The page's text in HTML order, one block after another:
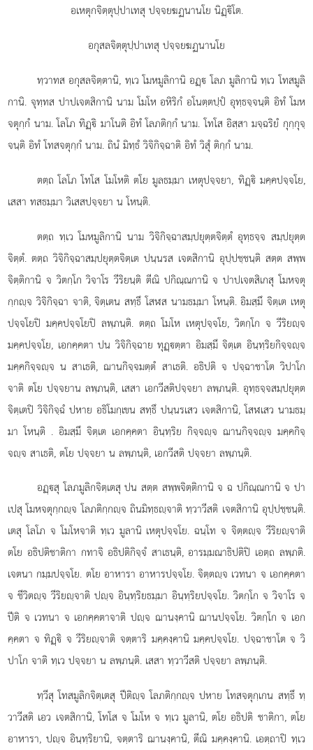
อเหตุกจิตฺตุปฺปาเทสุ ปจฺจยฆฏนานโย นิฏฺิโต.
อกุสลจิตฺตุปฺปาเทสุ ปจฺจยฆฏนานโย
ทฺวาทส อกุสลจิตฺตานิ, ทฺเว โมหมูลิกานิ อฏฺ โลภ มูลิกานิ ทฺเว โทสมูลิ
กานิ. จุทฺทส ปาปเจตสิกานิ นาม โมโห อหิริกํ อโนตฺตปฺปํ อุทฺธจฺจนฺติ อิทํ โมห
จตุกฺกํ นาม. โลโภ ทิฏฺิ มาโนติ อิทํ โลภติกฺกํ นาม. โทโส อิสฺสา มจฺฉริยํ กุกฺกุจฺ
จนฺติ อิทํ โทสจตุกฺกํ นาม. ถินํ มิทฺธํ วิจิกิจฺฉาติ อิทํ วิสุํ ติกฺกํ นาม.
ตตฺถ โลโภ โทโส โมโหติ ตโย มูลธมฺมา เหตุปจฺจยา, ทิฏฺิ มคฺคปจฺจโย,
เสสา ทสธมฺมา วิเสสปจฺจยา น โหนฺติ.
ตตฺถ ทฺเว โมหมูลิกานิ นาม วิจิกิจฺฉาสมฺปยุตฺตจิตฺตํ อุทฺธจฺจ สมฺปยุตฺต
จิตฺตํ. ตตฺถ วิจิกิจฺฉาสมฺปยุตฺตจิตฺเต ปนฺนรส เจตสิกานิ อุปฺปชฺชนฺติ สตฺต สพฺพ
จิตฺติกานิ จ วิตกฺโก วิจาโร วีริยนฺติ ตีณิ ปกิณฺณกานิ จ ปาปเจตสิเกสุ โมหจตุ
กฺกฺจ วิจิกิจฺฉา จาติ, จิตฺเตน สทฺธึ โสฬส นามธมฺมา โหนฺติ. อิมสฺมึ จิตฺเต เหตุ
ปจฺจโยปิ มคฺคปจฺจโยปิ ลพฺภนฺติ. ตตฺถ โมโห เหตุปจฺจโย, วิตกฺโก จ วีริยฺจ
มคฺคปจฺจโย, เอกคฺคตา ปน วิจิกิจฺฉาย ทุฏฺตฺตา อิมสฺมึ จิตฺเต อินฺทฺริยกิจฺจฺจ
มคฺคกิจฺจฺจ น สาเธติ, ฌานกิจฺจมตฺตํ สาเธติ. อธิปติ จ ปจฺฉาชาโต วิปาโก
จาติ ตโย ปจฺจยาน ลพฺภนฺติ, เสสา เอกวีสติปจฺจยา ลพฺภนฺติ. อุทฺธจฺจสมฺปยุตฺต
จิตฺเตปิ วิจิกิจฺฉํ ปหาย อธิโมกฺเขน สทฺธึ ปนฺนรเสว เจตสิกานิ, โสฬเสว นามธมฺ
มา โหนฺติ . อิมสฺมึ จิตฺเต เอกคฺคตา อินฺทฺริย กิจฺจฺจ ฌานกิจฺจฺจ มคฺคกิจฺ
จฺจ สาเธติ, ตโย ปจฺจยา น ลพฺภนฺติ, เอกวีสติ ปจฺจยา ลพฺภนฺติ.
อฏฺสุ โลภมูลิกจิตฺเตสุ ปน สตฺต สพฺพจิตฺติกานิ จ ฉ ปกิณฺณกานิ จ ปา
เปสุ โมหจตุกฺกฺจ โลภติกฺกฺจ ถินมิทฺธฺจาติ ทฺวาวีสติ เจตสิกานิ อุปฺปชฺชนฺติ.
เตสุ โลโภ จ โมโหจาติ ทฺเว มูลานิ เหตุปจฺจโย. ฉนฺโท จ จิตฺตฺจ วีริยฺจาติ
ตโย อธิปติชาติกา กทาจิ อธิปติกิจฺจํ สาเธนฺติ, อารมฺมณาธิปติปิ เอตฺถ ลพฺภติ.
เจตนา กมฺมปจฺจโย. ตโย อาหารา อาหารปจฺจโย. จิตฺตฺจ เวทนา จ เอกคฺคตา
จ ชีวิตฺจ วีริยฺจาติ ปฺจ อินฺทฺริยธมฺมา อินฺทฺริยปจฺจโย. วิตกฺโก จ วิจาโร จ
ปีติ จ เวทนา จ เอกคฺคตาจาติ ปฺจ ฌานงฺคานิ ฌานปจฺจโย. วิตกฺโก จ เอก
คฺคตา จ ทิฏฺิ จ วีริยฺจาติ จตฺตาริ มคฺคงฺคานิ มคฺคปจฺจโย. ปจฺฉาชาโต จ วิ
ปาโก จาติ ทฺเว ปจฺจยา น ลพฺภนฺติ. เสสา ทฺวาวีสติ ปจฺจยา ลพฺภนฺติ.
ทฺวีสุ โทสมูลิกจิตฺเตสุ ปีติฺจ โลภติกฺกฺจ ปหาย โทสจตุกฺเกน สทฺธึ ทฺ
วาวีสติ เอว เจตสิกานิ, โทโส จ โมโห จ ทฺเว มูลานิ, ตโย อธิปติ ชาติกา, ตโย
อาหารา, ปฺจ อินฺทฺริยานิ, จตฺตาริ ฌานงฺคานิ, ตีณิ มคฺคงฺคานิ. เอตฺถาปิ ทฺเว